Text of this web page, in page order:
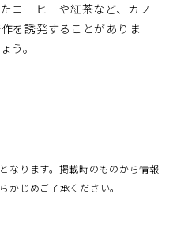
コーヒーや紅茶など、カフ
を誘発することがありま
う。
なります。掲載時のものから情報
かじめご了承ください。